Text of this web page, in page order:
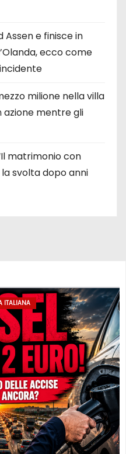
Assen e finisce in
ecco come
milione nella villa
azione mentre gli
matrimonio con
la svolta dopo anni
ITALIANA